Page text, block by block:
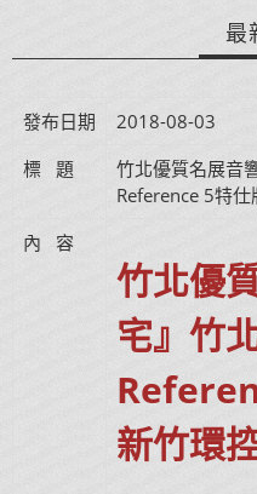
最
發布日期
2018-08-03
標   題
竹北優質名展音
Reference 5特
內   容
竹北優
宅』竹
新竹環